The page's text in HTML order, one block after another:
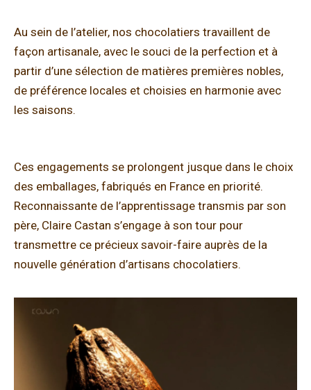
Au sein de l’atelier, nos chocolatiers travaillent de
façon artisanale, avec le souci de la perfection et à
partir d’une sélection de matières premières nobles,
de préférence locales et choisies en harmonie avec
les saisons.
Ces engagements se prolongent jusque dans le choix
des emballages, fabriqués en France en priorité.
Reconnaissante de l’apprentissage transmis par son
père, Claire Castan s’engage à son tour pour
transmettre ce précieux savoir-faire auprès de la
nouvelle génération d’artisans chocolatiers.